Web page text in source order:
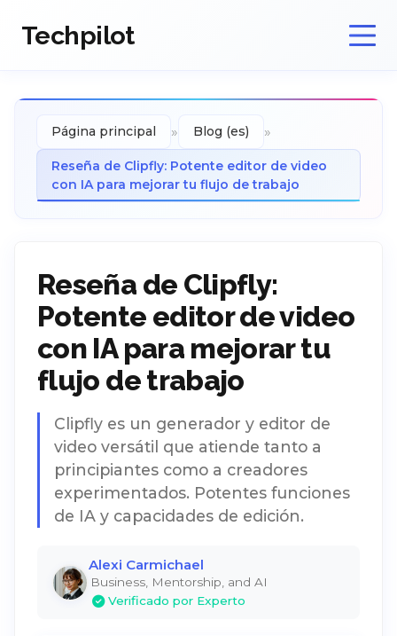
Techpilot
Página principal » Blog (es) »
Reseña de Clipfly: Potente editor de video
con IA para mejorar tu flujo de trabajo
Reseña de Clipfly:
Potente editor de video
con IA para mejorar tu
flujo de trabajo
Clipfly es un generador y editor de
video versátil que atiende tanto a
principiantes como a creadores
experimentados. Potentes funciones
de IA y capacidades de edición.
Alexi Carmichael
Business, Mentorship, and AI
Verificado por Experto